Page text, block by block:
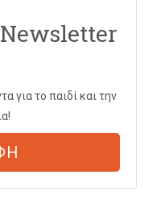
Newsletter
για το παιδί και την